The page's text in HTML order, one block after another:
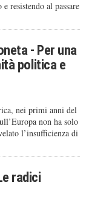
resistendo al passare
- Per una
politica e
nei primi anni del
non ha solo
l’insufficienza di
radici